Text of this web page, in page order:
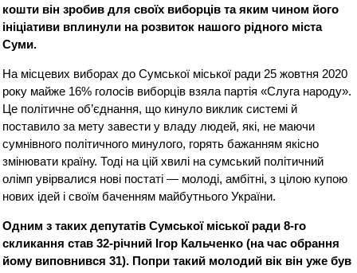
кошти він зробив для своїх виборців та яким чином його
ініціативи вплинули на розвиток нашого рідного міста
Суми.
На місцевих виборах до Сумської міської ради 25 жовтня 2020
року майже 16% голосів виборців взяла партія «Слуга народу».
Це політичне об’єднання, що кинуло виклик системі й
поставило за мету завести у владу людей, які, не маючи
сумнівного політичного минулого, горять бажанням якісно
змінювати країну. Тоді на цій хвилі на сумський політичний
олімп увірвалися нові постаті — молоді, амбітні, з цілою купою
нових ідей і своїм баченням майбутнього України.
Одним з таких депутатів Сумської міської ради 8-го
скликання став 32-річний Ігор Кальченко (на час обрання
йому виповнився 31). Попри такий молодий вік він уже був